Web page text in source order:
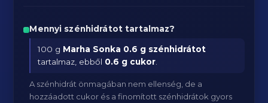
Mennyi szénhidrátot tartalmaz?
100 g Marha Sonka 0.6 g szénhidrátot
tartalmaz, ebből 0.6 g cukor
A szénhidrát önmagában nem ellenség, de a
hozzáadott cukor és a finomított szénhidrátok gyors